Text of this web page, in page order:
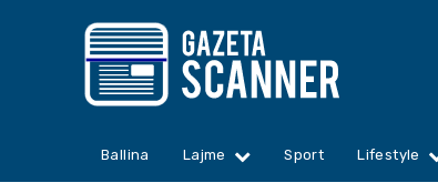
Ballina Lajme Sport Lifestyle